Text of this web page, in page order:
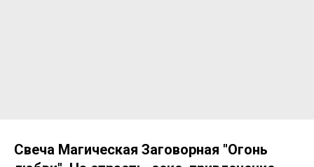
Свеча Магическая Заговорная "Огонь